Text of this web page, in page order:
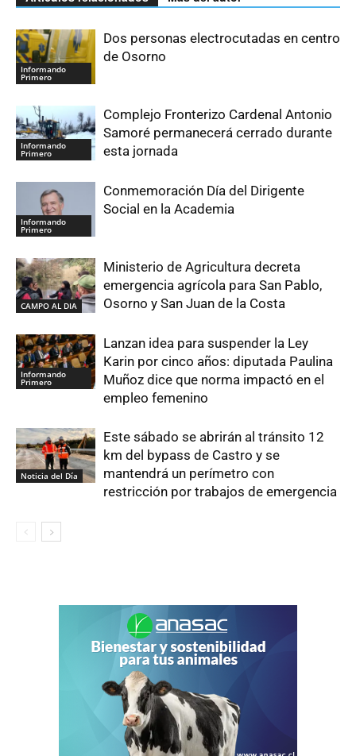
Informando
Primero
Dos personas electrocutadas en centro
de Osorno
Informando
Primero
Complejo Fronterizo Cardenal Antonio
Samoré permanecerá cerrado durante
esta jornada
Informando
Primero
Conmemoración Día del Dirigente
Social en la Academia
CAMPO AL DIA
Ministerio de Agricultura decreta
emergencia agrícola para San Pablo,
Osorno y San Juan de la Costa
Informando
Primero
Lanzan idea para suspender la Ley
Karin por cinco años: diputada Paulina
Muñoz dice que norma impactó en el
empleo femenino
Noticia del Día
Este sábado se abrirán al tránsito 12
km del bypass de Castro y se
mantendrá un perímetro con
restricción por trabajos de emergencia